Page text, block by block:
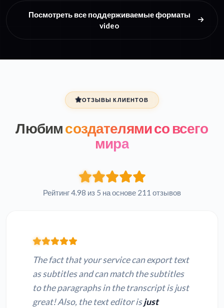
Посмотреть все поддерживаемые форматы
video
ОТЗЫВЫ КЛИЕНТОВ
Любимсоздателями со всего
мира
Рейтинг 4.98 из 5 на основе 211 отзывов
The fact that your service can export text
as subtitles and can match the subtitles
to the paragraphs in the transcript is just
great! Also, the text editor isjust